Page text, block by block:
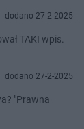
dodano 27-2-2025
TAKI wpis.
dodano 27-2-2025
"Prawna